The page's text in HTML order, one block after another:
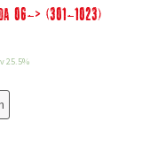
06-> (301-1023)
25.5%